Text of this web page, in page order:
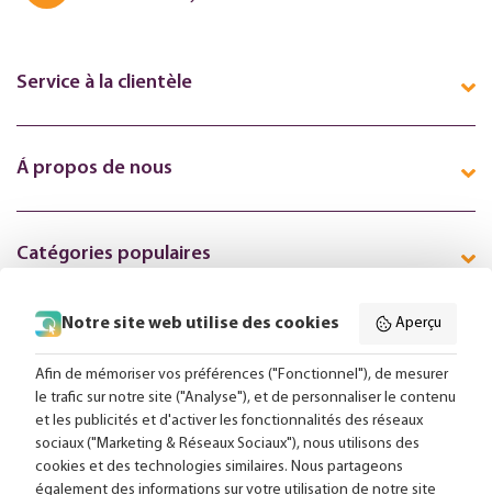
Service à la clientèle
Á propos de nous
Catégories populaires
Suivez-nous en ligne:
Livraison gratuite à partir de 99,-
Conseils sur mesure
Notre site web utilise des cookies Aperçu
Afin de mémoriser vos préférences ("Fonctionnel"), de mesurer
le trafic sur notre site ("Analyse"), et de personnaliser le contenu
et les publicités et d'activer les fonctionnalités des réseaux
sociaux ("Marketing & Réseaux Sociaux"), nous utilisons des
cookies et des technologies similaires. Nous partageons
également des informations sur votre utilisation de notre site